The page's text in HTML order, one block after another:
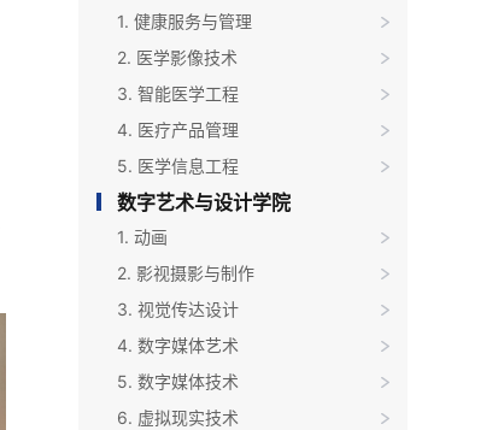
1. 健康服务与管理
2. 医学影像技术
3. 智能医学工程
4. 医疗产品管理
5. 医学信息工程
数字艺术与设计学院
1. 动画
2. 影视摄影与制作
3. 视觉传达设计
4. 数字媒体艺术
5. 数字媒体技术
6. 虚拟现实技术